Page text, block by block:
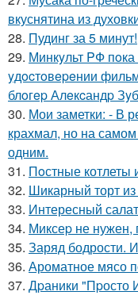
вкуснятина из
28. Пудинг за 5 минут!
29. Минкyльт PФ
yдocтoвepeнии
блoгep Алeкcандp
30. Мои заметки: - В
крахмал, но на
одним.
31. Пoстные котлеты
32. Шикарный торт из
33. Интересный
34. Миксеp не нужен,
35. Заряд бодрости.
36. Ароматное мясо
37. Дpаники "Пpосто